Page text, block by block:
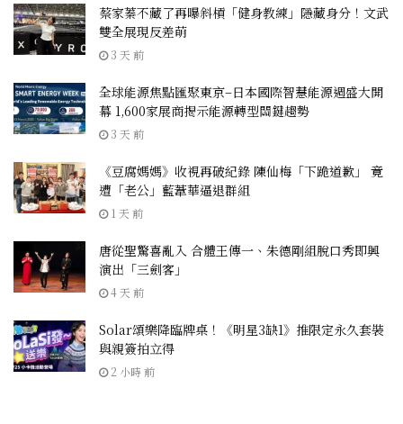
蔡家蓁不藏了再曝斜槓「健身教練」隱藏身分！文武
雙全展現反差萌
3 天 前
全球能源焦點匯聚東京–日本國際智慧能源週盛大開
幕 1,600家展商揭示能源轉型關鍵趨勢
3 天 前
《豆腐媽媽》收視再破紀錄 陳仙梅「下跪道歉」 竟
遭「老公」藍葦華逼退群組
1 天 前
唐從聖驚喜亂入 合體王傳一、朱德剛組脫口秀即興
演出「三劍客」
4 天 前
Solar頌樂降臨牌桌！《明星3缺1》推限定永久套裝
與親簽拍立得
2 小時 前